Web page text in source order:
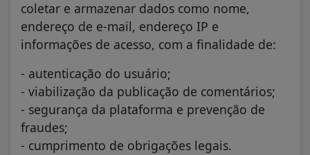
coletar e armazenar dados como nome,
endereço de e-mail, endereço IP e
informações de acesso, com a finalidade de:
- autenticação do usuário;
- viabilização da publicação de comentários;
- segurança da plataforma e prevenção de
fraudes;
- cumprimento de obrigações legais.